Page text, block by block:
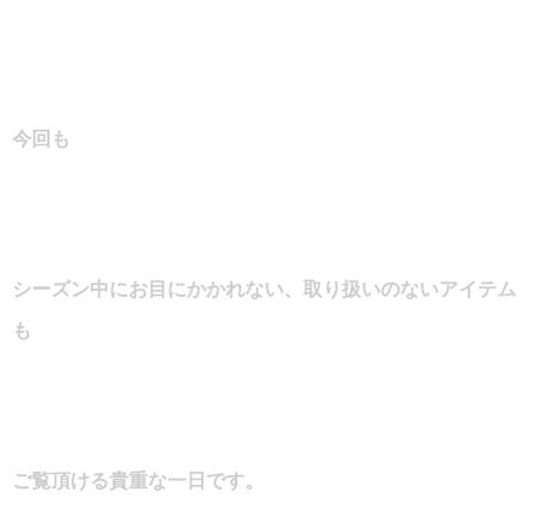
今回も
シーズン中にお目にかかれない、取り扱いのないアイテム
も
ご覧頂ける貴重な一日です。